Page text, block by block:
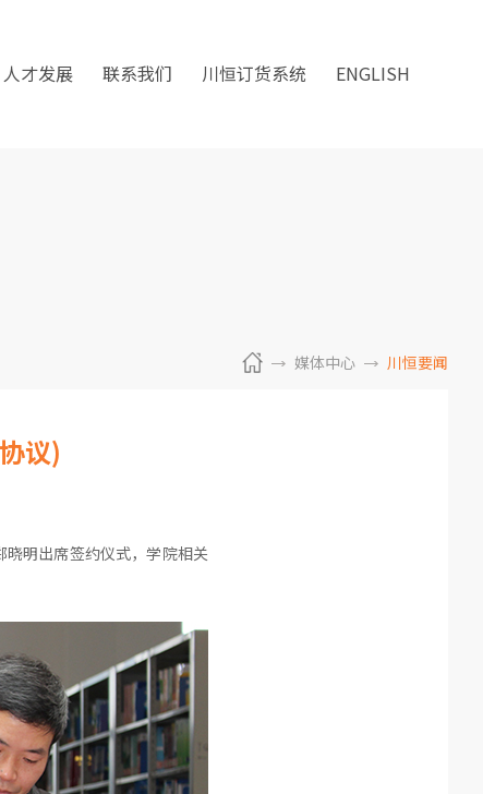
人才发展 联系我们 川恒订货系统 ENGLISH
媒体中心 川恒要闻
议)
明出席签约仪式，学院相关